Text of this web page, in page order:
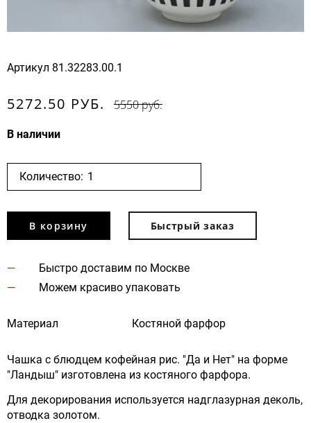
Артикул 81.32283.00.1
5272.50 РУБ. 5550 руб.
В наличии
Количество:
В корзину Быстрый заказ
Быстро доставим по Москве
Можем красиво упаковать
Материал Костяной фарфор
Чашка с блюдцем кофейная рис. "Да и Нет" на форме
"Ландыш" изготовлена из костяного фарфора.
Для декорирования используется надглазурная деколь,
отводка золотом.